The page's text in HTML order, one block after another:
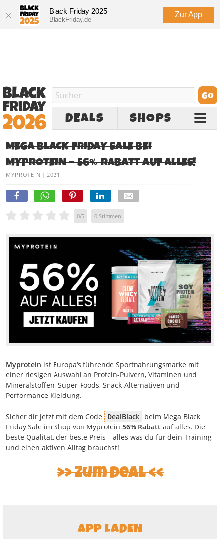
Black Friday 2025
BlackFriday.de
Zur App
DEALS SHOPS
MEGA BLACK FRIDAY SALE BEI
MYPROTEIN – 56% RABATT AUF ALLES!
MYPROTEIN | 2021
0/5 0 Stimmen
Myprotein ist Europa‘s führende Sportnahrungsmarke mit
einer riesigen Auswahl an Protein-Pulvern, Vitaminen und
Mineralstoffen, Super-Foods, Snack-Alternativen und
Performance Kleidung.
Sicher dir jetzt mit dem Code DealBlack beim Mega Black
Friday Sale im Shop von Myprotein 56% Rabatt auf alles. Die
beste Qualität, der beste Preis – alles was du für dein Training
und einen aktiven Alltag brauchst!
Zum Deal
APP LADEN